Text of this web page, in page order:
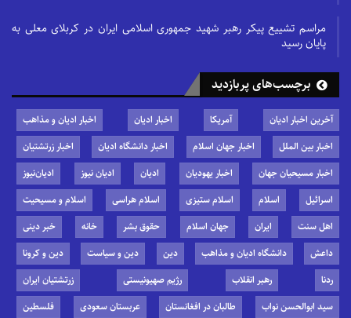
مراسم تشییع پیکر رهبر شهید جمهوری اسلامی ایران در کربلای معلی به
پایان رسید
برچسب‌های پربازدید
آخرین اخبار ادیان آمریکا اخبار ادیان
اخبار ادیان و مذاهب
اخبار بین الملل
اخبار جهان اسلام اخبار دانشگاه ادیان
اخبار زرتشتیان
اخبار مسیحیان جهان
اخبار یهودیان ادیان ادیان نیوز
ادیان‌نیوز
اسرائیل
اسلام اسلام ستیزی اسلام هراسی
اسلام و مسیحیت
اهل سنت
ایران جهان اسلام حقوق بشر خانه
خبر دینی
داعش
دانشگاه ادیان و مذاهب دین دین و سیاست
دین و کرونا
ردنا
رهبر انقلاب رژیم صهیونیستی
زرتشتیان ایران
سید ابوالحسن نواب
طالبان در افغانستان عربستان سعودی فلسطین